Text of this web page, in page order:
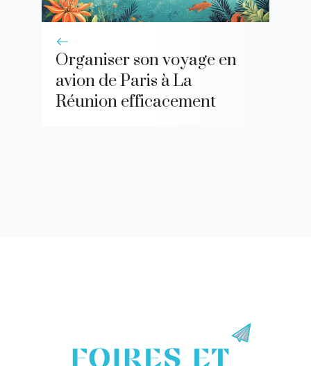
Organiser son voyage en
avion de Paris à La
Réunion efficacement